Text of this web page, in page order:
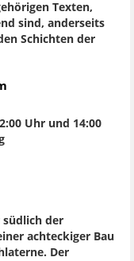
Texten,
sind, anderseits
Schichten der
Uhr und 14:00
der
achteckiger Bau
Der